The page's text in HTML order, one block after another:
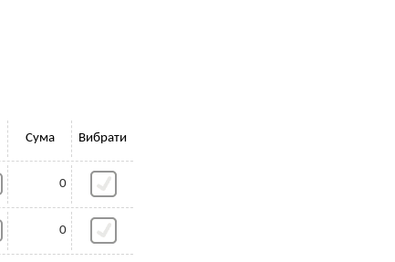
Сума Вибрати
0
0